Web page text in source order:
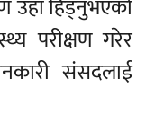
उहाँ हिँड्नुभएको
परीक्षण गरेर
संसदलाई